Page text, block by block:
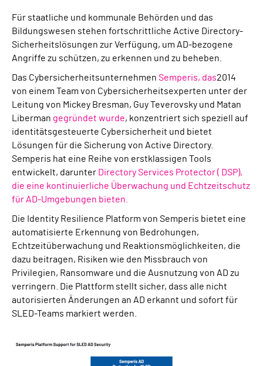
Für staatliche und kommunale Behörden und das
Bildungswesen stehen fortschrittliche Active Directory-
Sicherheitslösungen zur Verfügung, um AD-bezogene
Angriffe zu schützen, zu erkennen und zu beheben.
Das Cybersicherheitsunternehmen Semperis, das2014
von einem Team von Cybersicherheitsexperten unter der
Leitung von Mickey Bresman, Guy Teverovsky und Matan
Liberman gegründet wurde, konzentriert sich speziell auf
identitätsgesteuerte Cybersicherheit und bietet
Lösungen für die Sicherung von Active Directory.
Semperis hat eine Reihe von erstklassigen Tools
entwickelt, darunter Directory Services Protector ( DSP),
die eine kontinuierliche Überwachung und Echtzeitschutz
für AD-Umgebungen bieten.
Die Identity Resilience Platform von Semperis bietet eine
automatisierte Erkennung von Bedrohungen,
Echtzeitüberwachung und Reaktionsmöglichkeiten, die
dazu beitragen, Risiken wie den Missbrauch von
Privilegien, Ransomware und die Ausnutzung von AD zu
verringern. Die Plattform stellt sicher, dass alle nicht
autorisierten Änderungen an AD erkannt und sofort für
SLED-Teams markiert werden.